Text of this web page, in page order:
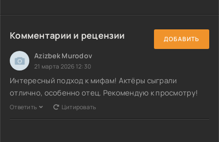
Комментарии и рецензии ДОБАВИТЬ
Azizbek Murodov
21 марта 2026 12:30
Интересный подход к мифам! Актёры сыграли
отлично, особенно отец. Рекомендую к просмотру!
Ответить Цитировать